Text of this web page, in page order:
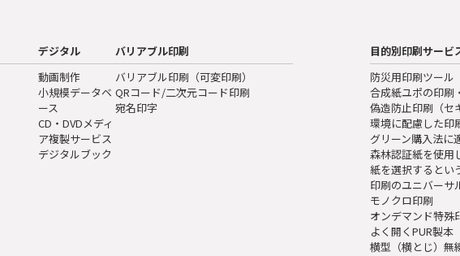
デジタル
動画制作
小規模データベ
ース
CD・DVDメディ
ア複製サービス
デジタルブック
バリアブル印刷
バリアブル印刷（可変印刷）
QRコード/二次元コード印刷
宛名印字
目的別印刷サービ
防災用印刷ツール
合成紙ユポの印刷
偽造防止印刷（セ
環境に配慮した印
グリーン購入法に
森林認証紙を使用
紙を選択するとい
印刷のユニバーサ
モノクロ印刷
オンデマンド特殊
よく開くPUR製本
横型（横とじ）無